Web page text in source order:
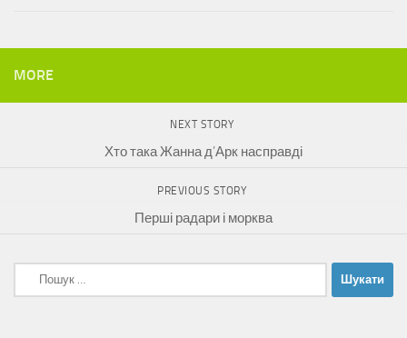
MORE
NEXT STORY
Хто така Жанна д’Арк насправді
PREVIOUS STORY
Перші радари і морква
Пошук: